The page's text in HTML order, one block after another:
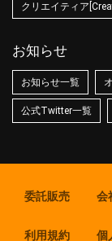
クリエイティア
お知らせ
お知らせ一覧
公式Twitter一覧
委託販売 会
利用規約 個